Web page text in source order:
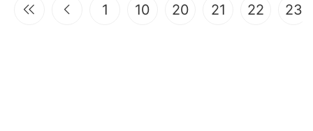
1 10 20 21 22 23